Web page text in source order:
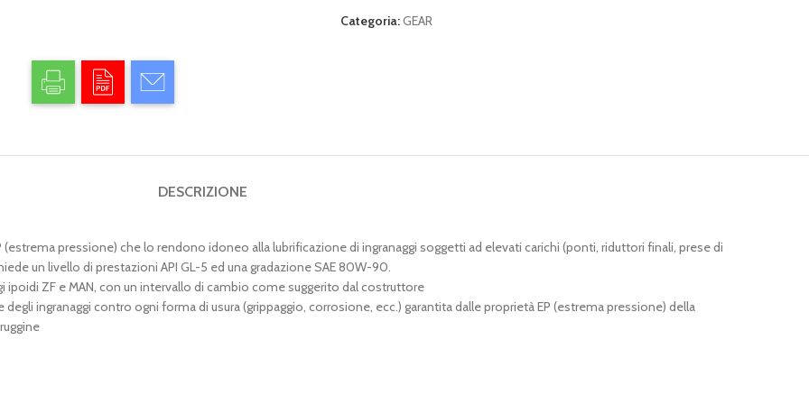
Categoria:GEAR
DESCRIZIONE
pressione) che lo rendono idoneo alla lubrificazione di ingranaggi soggetti ad elevati carichi (ponti, riduttori finali, prese di
un livello di prestazioni API GL-5 ed una gradazione SAE 80W-90.
ZF e MAN, con un intervallo di cambio come suggerito dal costruttore
ingranaggi contro ogni forma di usura (grippaggio, corrosione, ecc.) garantita dalle proprietà EP (estrema pressione) della